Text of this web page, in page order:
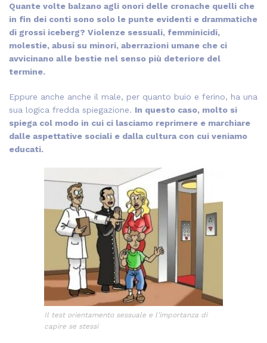
Quante volte balzano agli onori delle cronache quelli che
in fin dei conti sono solo le punte evidenti e drammatiche
di grossi iceberg? Violenze sessuali, femminicidi,
molestie, abusi su minori, aberrazioni umane che ci
avvicinano alle bestie nel senso più deteriore del
termine.
Eppure anche anche il male, per quanto buio e ferino, ha una
sua logica fredda spiegazione. In questo caso, molto si
spiega col modo in cui ci lasciamo reprimere e marchiare
dalle aspettative sociali e dalla cultura con cui veniamo
educati.
Il test orientamento sessuale e l’importanza di
capire se stessi